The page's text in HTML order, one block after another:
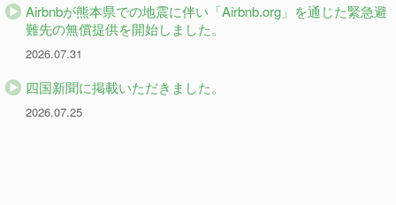
Airbnbが熊本県での地震に伴い「Airbnb.org」を通じた緊急避
難先の無償提供を開始しました。
2026.07.31
四国新聞に掲載いただきました。
2026.07.25